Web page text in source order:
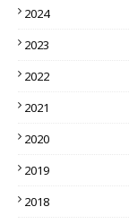
2024
2023
2022
2021
2020
2019
2018